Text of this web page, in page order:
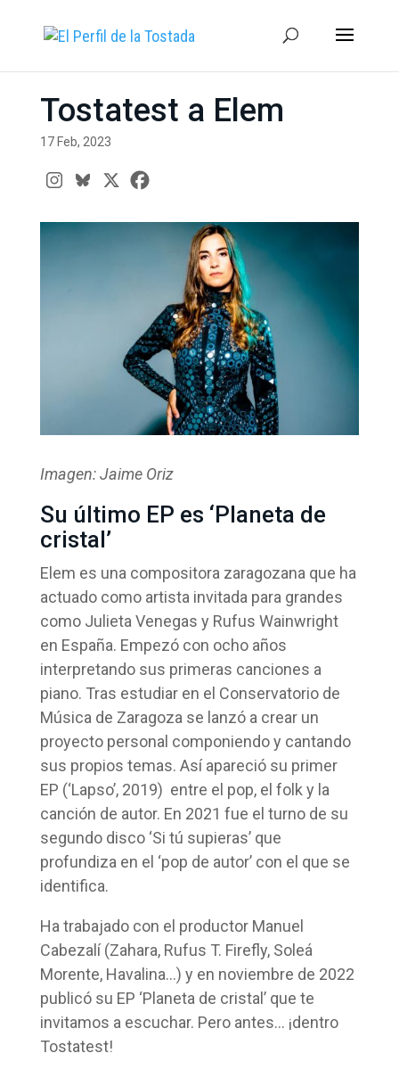
Tostatest a Elem
17 Feb, 2023
Imagen: Jaime Oriz
Su último EP es ‘Planeta de
cristal’
Elem es una compositora zaragozana que ha
actuado como artista invitada para grandes
como Julieta Venegas y Rufus Wainwright
en España. Empezó con ocho años
interpretando sus primeras canciones a
piano. Tras estudiar en el Conservatorio de
Música de Zaragoza se lanzó a crear un
proyecto personal componiendo y cantando
sus propios temas. Así apareció su primer
EP (‘Lapso’, 2019) entre el pop, el folk y la
canción de autor. En 2021 fue el turno de su
segundo disco ‘Si tú supieras’ que
profundiza en el ‘pop de autor’ con el que se
identifica.
Ha trabajado con el productor Manuel
Cabezalí (Zahara, Rufus T. Firefly, Soleá
Morente, Havalina…) y en noviembre de 2022
publicó su EP ‘Planeta de cristal’ que te
invitamos a escuchar. Pero antes… ¡dentro
Tostatest!